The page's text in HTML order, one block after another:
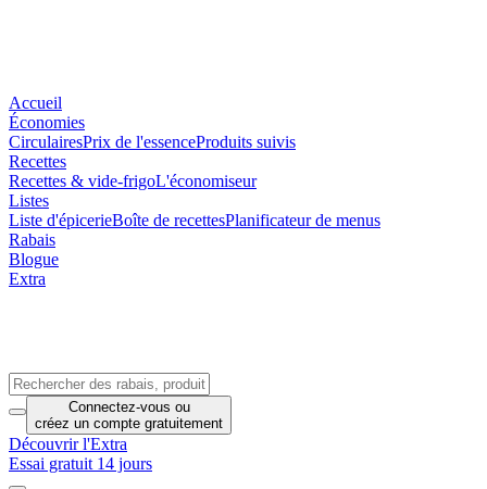
Accueil
Économies
CirculairesPrix de l'essenceProduits suivis
Recettes
Recettes & vide-frigoL'économiseur
Listes
Liste d'épicerieBoîte de recettesPlanificateur de menus
Rabais
Blogue
Extra
Connectez-vous ou
créez un compte gratuitement
Découvrir l'Extra
Essai gratuit 14 jours